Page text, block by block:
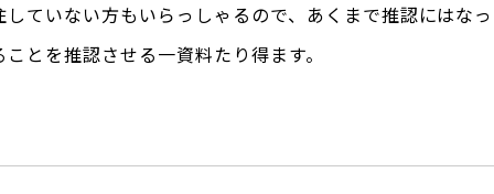
ていない方もいらっしゃるので、あくまで推認にはなっ
とを推認させる一資料たり得ます。